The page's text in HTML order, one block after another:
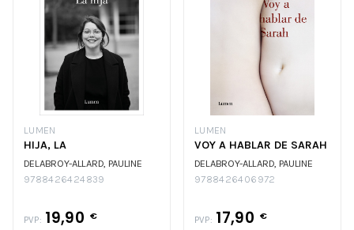
LUMEN
HIJA, LA
DELABROY-ALLARD, PAULINE
9788426424839
PVP: 19,90 €
LUMEN
VOY A HABLAR DE SARAH
DELABROY-ALLARD, PAULINE
9788426406972
PVP: 17,90 €